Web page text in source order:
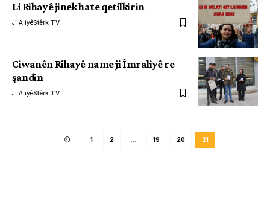
Li Rihayê jinek hate qetilkirin
Ji AliyêStêrk TV
Ciwanên Rihayê name ji Îmraliyê re
şandin
Ji AliyêStêrk TV
1 2 19 20 21